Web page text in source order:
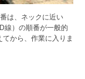
は、ネックに近い
）の順番が一般的
から、作業に入りま